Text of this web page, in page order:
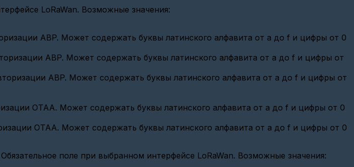
LoRaWan. Возможные значения:
ABP. Может содержать буквы латинского алфавита от a до f и цифры от 0
ABP. Может содержать буквы латинского алфавита от a до f и цифры от
ABP. Может содержать буквы латинского алфавита от a до f и цифры от
OTAA. Может содержать буквы латинского алфавита от a до f и цифры от 0
OTAA. Может содержать буквы латинского алфавита от a до f и цифры от 0
поле при выбранном интерфейсе LoRaWan. Возможные значения: